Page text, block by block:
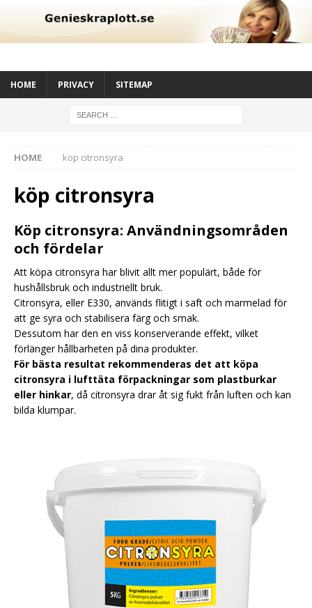
HOME PRIVACY SITEMAP
HOME köp citronsyra
köp citronsyra
Köp citronsyra: Användningsområden
och fördelar
Att köpa citronsyra har blivit allt mer populärt, både för
hushållsbruk och industriellt bruk.
Citronsyra, eller E330, används flitigt i saft och marmelad för
att ge syra och stabilisera färg och smak.
Dessutom har den en viss konserverande effekt, vilket
förlänger hållbarheten på dina produkter.
För bästa resultat rekommenderas det att köpa
citronsyra i lufttäta förpackningar som plastburkar
eller hinkar, då citronsyra drar åt sig fukt från luften och kan
bilda klumpar.